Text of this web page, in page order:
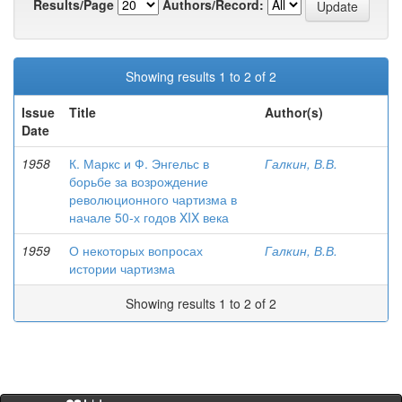
Results/Page
Authors/Record:
Showing results 1 to 2 of 2
Issue
Date
Title Author(s)
1958
К. Маркс и Ф. Энгельс в
борьбе за возрождение
революционного чартизма в
начале 50-х годов XIX века
Галкин, В.В.
1959
О некоторых вопросах
истории чартизма
Галкин, В.В.
Showing results 1 to 2 of 2